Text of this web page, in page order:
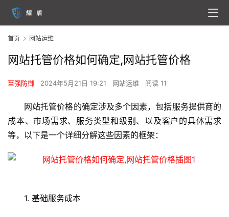
首页 网站运维
网站托管价格如何确定,网站托管价格
至强防御 2024年5月21日 19:21 网站运维 阅读 11
网站托管价格的确定涉及多个因素，包括服务提供商的
成本、市场需求、服务类型和级别、以及客户的具体需求
等，以下是一个详细分解这些因素的框架：
1. 基础服务成本